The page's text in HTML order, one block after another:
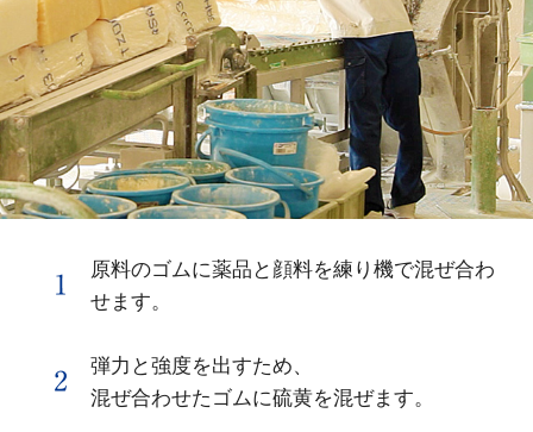
原料のゴムに薬品と顔料を練り機で混ぜ合わ
せます。
弾力と強度を出すため、
混ぜ合わせたゴムに硫黄を混ぜます。